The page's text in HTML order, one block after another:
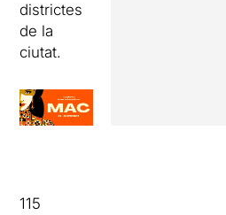
districtes
de la
ciutat.
115